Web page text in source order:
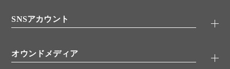
分子生物
バイオメディカル(環境・食品)
アプリケーションノート
書類ダウンロード
SNSアカウント
YouTube
オウンドメディア